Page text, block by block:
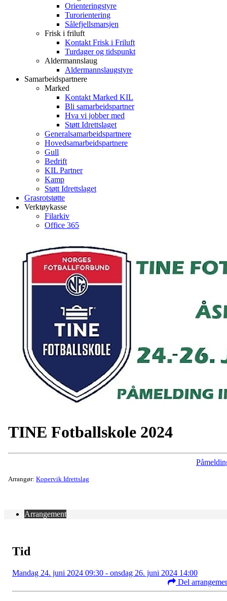
Orienteringstyre
Turorientering
Sålefjellsmarsjen
Frisk i friluft
Kontakt Frisk i Friluft
Turdager og tidspunkt
Aldermannslaug
Aldermannslaugstyre
Samarbeidspartnere
Marked
Kontakt Marked KIL
Bli samarbeidspartner
Hva vi jobber med
Støtt Idrettslaget
Generalsamarbeidspartnere
Hovedsamarbeidspartnere
Gull
Bedrift
KIL Partner
Kamp
Støtt Idrettslaget
Grasrotstøtte
Verktøykasse
Filarkiv
Office 365
TINE Fotballskole 2024
Arrangør: Kopervik Idrettslag
Arrangement
Tid
Mandag 24. juni 2024 09:30 - onsdag 26. juni 2024 14:00
Del